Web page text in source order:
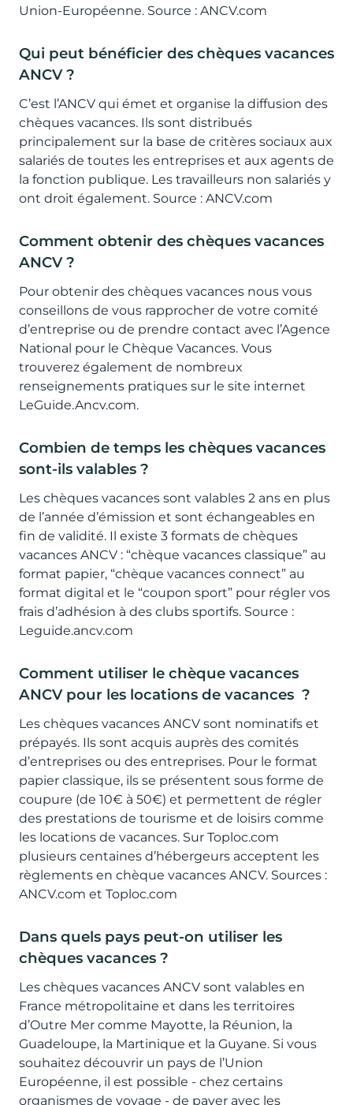
Union-Européenne. Source : ANCV.com
Qui peut bénéficier des chèques vacances
ANCV ?
C’est l’ANCV qui émet et organise la diffusion des
chèques vacances. Ils sont distribués
principalement sur la base de critères sociaux aux
salariés de toutes les entreprises et aux agents de
la fonction publique. Les travailleurs non salariés y
ont droit également. Source : ANCV.com
Comment obtenir des chèques vacances
ANCV ?
Pour obtenir des chèques vacances nous vous
conseillons de vous rapprocher de votre comité
d’entreprise ou de prendre contact avec l’Agence
National pour le Chèque Vacances. Vous
trouverez également de nombreux
renseignements pratiques sur le site internet
LeGuide.Ancv.com.
Combien de temps les chèques vacances
sont-ils valables ?
Les chèques vacances sont valables 2 ans en plus
de l’année d’émission et sont échangeables en
fin de validité. Il existe 3 formats de chèques
vacances ANCV : “chèque vacances classique” au
format papier, “chèque vacances connect” au
format digital et le “coupon sport” pour régler vos
frais d’adhésion à des clubs sportifs. Source :
Leguide.ancv.com
Comment utiliser le chèque vacances
ANCV pour les locations de vacances ?
Les chèques vacances ANCV sont nominatifs et
prépayés. Ils sont acquis auprès des comités
d’entreprises ou des entreprises. Pour le format
papier classique, ils se présentent sous forme de
coupure (de 10€ à 50€) et permettent de régler
des prestations de tourisme et de loisirs comme
les locations de vacances. Sur Toploc.com
plusieurs centaines d’hébergeurs acceptent les
règlements en chèque vacances ANCV. Sources :
ANCV.com et Toploc.com
Dans quels pays peut-on utiliser les
chèques vacances ?
Les chèques vacances ANCV sont valables en
France métropolitaine et dans les territoires
d’Outre Mer comme Mayotte, la Réunion, la
Guadeloupe, la Martinique et la Guyane. Si vous
souhaitez découvrir un pays de l’Union
Européenne, il est possible - chez certains
organismes de voyage - de payer avec les